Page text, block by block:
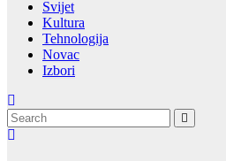
Svijet
Kultura
Tehnologija
Novac
Izbori